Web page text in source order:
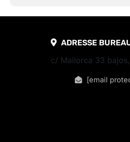
ADRESSE
c/ Mallorca 33
[email